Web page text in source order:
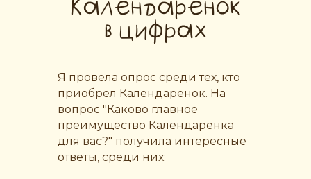
Календарёнок
в цифрах
Я провела опрос среди тех, кто
приобрел Календарёнок. На
вопрос "Каково главное
преимущество Календарёнка
для вас?" получила интересные
ответы, среди них: